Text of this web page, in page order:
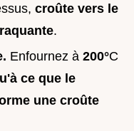
croûte vers le
.
Enfournez à 200°C
ce que le
une croûte